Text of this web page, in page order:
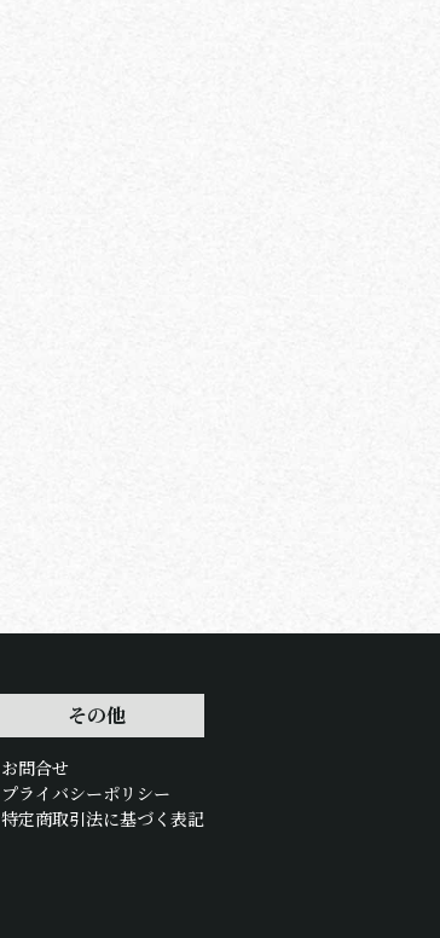
その他
お問合せ
プライバシーポリシー
特定商取引法に基づく表記